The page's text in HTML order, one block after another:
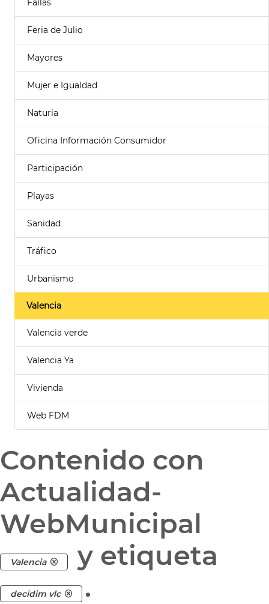
Feria de Julio
Mayores
Mujer e Igualdad
Naturia
Oficina Información Consumidor
Participación
Playas
Sanidad
Tráfico
Urbanismo
Valencia
Valencia verde
Valencia Ya
Vivienda
Web FDM
Contenido con
Actualidad-
WebMunicipal
Valencia y etiqueta
decidim vlc .